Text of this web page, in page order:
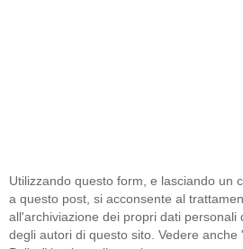
Utilizzando questo form, e lasciando un
a questo post, si acconsente al
all'archiviazione dei propri dati personali
degli autori di questo sito. Vedere anche